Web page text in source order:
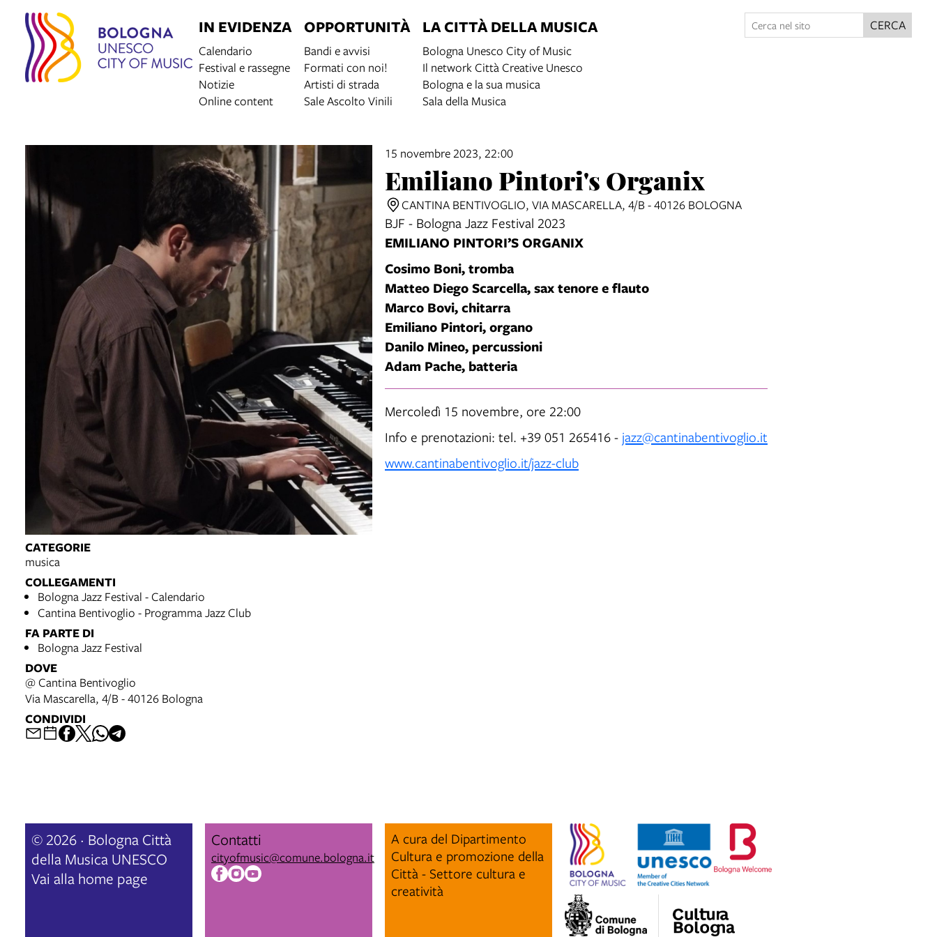
IN EVIDENZA
Calendario
Festival e rassegne
Notizie
Online content
OPPORTUNITÀ
Bandi e avvisi
Formati con noi!
Artisti di strada
Sale Ascolto Vinili
LA CITTÀ DELLA MUSICA
Bologna Unesco City of Music
Il network Città Creative Unesco
Bologna e la sua musica
Sala della Musica
CERCA
CATEGORIE
musica
COLLEGAMENTI
Bologna Jazz Festival - Calendario
Cantina Bentivoglio - Programma Jazz Club
FA PARTE DI
Bologna Jazz Festival
DOVE
@ Cantina Bentivoglio
Via Mascarella, 4/B - 40126 Bologna
CONDIVIDI
15 novembre 2023, 22:00
Emiliano Pintori's Organix
CANTINA BENTIVOGLIO, VIA MASCARELLA, 4/B - 40126 BOLOGNA
BJF - Bologna Jazz Festival 2023
EMILIANO PINTORI’S ORGANIX
Cosimo Boni, tromba
Matteo Diego Scarcella, sax tenore e flauto
Marco Bovi, chitarra
Emiliano Pintori, organo
Danilo Mineo, percussioni
Adam Pache, batteria
Mercoledì 15 novembre, ore 22:00
Info e prenotazioni: tel. +39 051 265416 - jazz@cantinabentivoglio.it
www.cantinabentivoglio.it/jazz-club
© 2026 · Bologna Città
della Musica UNESCO
Vai alla home page
Contatti
cityofmusic@comune.bologna.it
A cura del Dipartimento
Cultura e promozione della
Città - Settore cultura e
creatività